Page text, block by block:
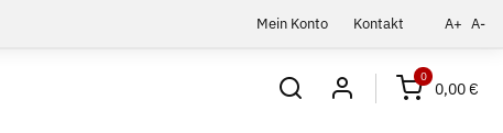
Mein Konto Kontakt A+ A-
0
0,00 €